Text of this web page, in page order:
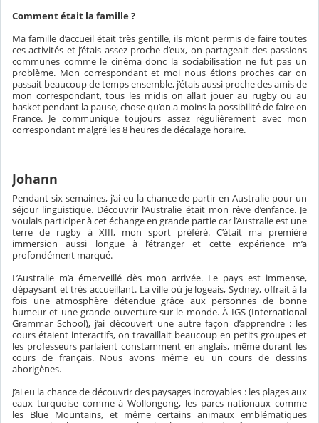
Comment était la famille ?
Ma famille d’accueil était très gentille, ils m’ont permis de faire toutes
ces activités et j’étais assez proche d’eux, on partageait des passions
communes comme le cinéma donc la sociabilisation ne fut pas un
problème. Mon correspondant et moi nous étions proches car on
passait beaucoup de temps ensemble, j’étais aussi proche des amis de
mon correspondant, tous les midis on allait jouer au rugby ou au
basket pendant la pause, chose qu’on a moins la possibilité de faire en
France. Je communique toujours assez régulièrement avec mon
correspondant malgré les 8 heures de décalage horaire.
Johann
Pendant six semaines, j’ai eu la chance de partir en Australie pour un
séjour linguistique. Découvrir l’Australie était mon rêve d’enfance. Je
voulais participer à cet échange en grande partie car l’Australie est une
terre de rugby à XIII, mon sport préféré. C’était ma première
immersion aussi longue à l’étranger et cette expérience m’a
profondément marqué.
L’Australie m’a émerveillé dès mon arrivée. Le pays est immense,
dépaysant et très accueillant. La ville où je logeais, Sydney, offrait à la
fois une atmosphère détendue grâce aux personnes de bonne
humeur et une grande ouverture sur le monde. À IGS (International
Grammar School), j’ai découvert une autre façon d’apprendre : les
cours étaient interactifs, on travaillait beaucoup en petits groupes et
les professeurs parlaient constamment en anglais, même durant les
cours de français. Nous avons même eu un cours de dessins
aborigènes.
J’ai eu la chance de découvrir des paysages incroyables : les plages aux
eaux turquoise comme à Wollongong, les parcs nationaux comme
les Blue Mountains, et même certains animaux emblématiques